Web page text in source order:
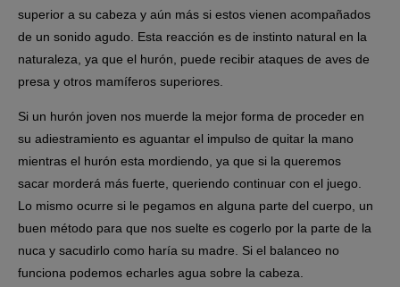
superior a su cabeza y aún más si estos vienen acompañados
de un sonido agudo. Esta reacción es de instinto natural en la
naturaleza, ya que el hurón, puede recibir ataques de aves de
presa y otros mamíferos superiores.
Si un hurón joven nos muerde la mejor forma de proceder en
su adiestramiento es aguantar el impulso de quitar la mano
mientras el hurón esta mordiendo, ya que si la queremos
sacar morderá más fuerte, queriendo continuar con el juego.
Lo mismo ocurre si le pegamos en alguna parte del cuerpo, un
buen método para que nos suelte es cogerlo por la parte de la
nuca y sacudirlo como haría su madre . Si el balanceo no
funciona podemos echarles agua sobre la cabeza.